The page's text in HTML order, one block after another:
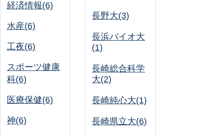
経済情報(6)
水産(6)
工夜(6)
スポーツ健康
科(6)
医療保健(6)
神(6)
長野大(3)
長浜バイオ大
(1)
長崎総合科学
大(2)
長崎純心大(1)
長崎県立大(6)